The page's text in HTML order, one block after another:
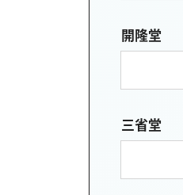
開隆堂
三省堂